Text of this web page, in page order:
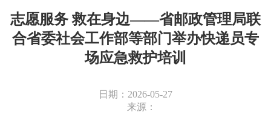
志愿服务 救在身边——省邮政管理局联
合省委社会工作部等部门举办快递员专
场应急救护培训
日期：2026-05-27
来源：